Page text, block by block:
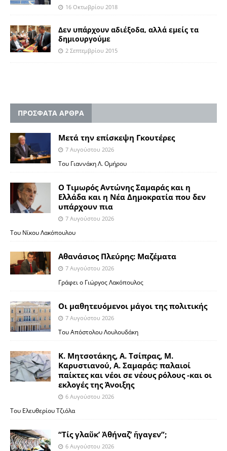
16 Οκτωβρίου 2018
Δεν υπάρχουν αδιέξοδα, αλλά εμείς τα
δημιουργούμε
2 Σεπτεμβρίου 2015
ΠΡΟΣΦΑΤΑ ΑΡΘΡΑ
Μετά την επίσκεψη Γκουτέρες
7 Αυγούστου 2026
Του Γιαννάκη Λ. Ομήρου
Ο Τιμωρός Αντώνης Σαμαράς και η
Ελλάδα και η Νέα Δημοκρατία που δεν
υπάρχουν πια
7 Αυγούστου 2026
Του Νίκου Λακόπουλου
Αθανάσιος Πλεύρης: Μαζέματα
7 Αυγούστου 2026
Γράφει ο Γιώργος Λακόπουλος
Οι μαθητευόμενοι μάγοι της πολιτικής
7 Αυγούστου 2026
Του Απόστολου Λουλουδάκη
Κ. Μητσοτάκης, Α. Τσίπρας, Μ.
Καρυστιανού, Α. Σαμαράς: παλαιοί
παίκτες και νέοι σε νέους ρόλους -και οι
εκλογές της Άνοιξης
6 Αυγούστου 2026
Του Ελευθερίου Τζιόλα
“Τίς γλαῦκ’ Ἀθήναζ’ ἤγαγεν”;
6 Αυγούστου 2026